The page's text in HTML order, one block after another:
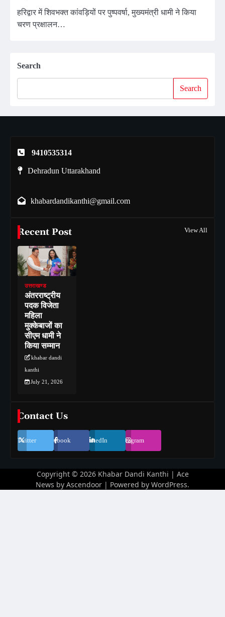
हरिद्वार में शिवभक्त कांवड़ियों पर पुष्पवर्षा, मुख्यमंत्री धामी ने किया
चरण प्रक्षालन…
Search
Search
9410535314
Dehradun Uttarakhand
khabardandikanthi@gmail.com
Recent Post View All
उत्तराखण्ड
अंतरराष्ट्रीय
पदक विजेता
महिला
मुक्केबाजों का
सीएम धामी ने
किया सम्मान
khabar dandi
kanthi
July 21, 2026
Contact Us
Twitter Facebook LinkedIn Instagram
Copyright © 2026 Khabar Dandi Kanthi | Ace
News by Ascendoor | Powered by WordPress.